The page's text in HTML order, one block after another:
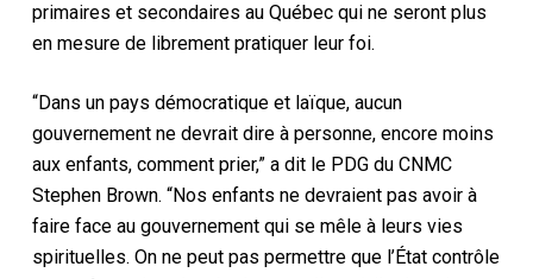
primaires et secondaires au Québec qui ne seront plus
en mesure de librement pratiquer leur foi.
“Dans un pays démocratique et laïque, aucun
gouvernement ne devrait dire à personne, encore moins
aux enfants, comment prier,” a dit le PDG du CNMC
Stephen Brown. “Nos enfants ne devraient pas avoir à
faire face au gouvernement qui se mêle à leurs vies
spirituelles. On ne peut pas permettre que l’État contrôle